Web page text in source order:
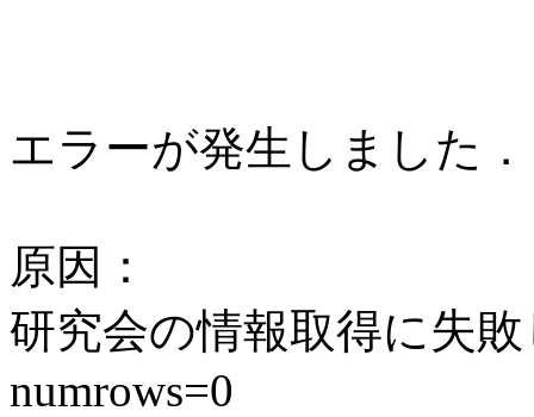
エラーが発生しました．
原因：
研究会の情報取得に失
numrows=0